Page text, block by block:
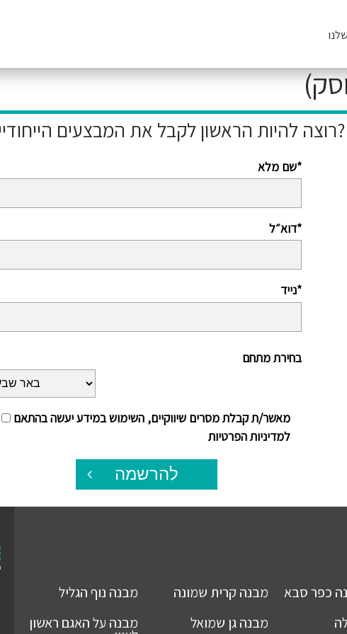
רוצה להיות הראשון לקבל את המבצעים הייחודיים שלנו?
שם מלא*
דוא״ל*
נייד*
בחירת מתחם
מאשר/ת קבלת מסרים שיווקיים, השימוש במידע יעשה בהתאם
למדיניות הפרטיות
להרשמה
כפר סבא מבנה קרית שמונה מבנה נוף הגליל
מבנה גן שמואל מבנה על האגם ראשון